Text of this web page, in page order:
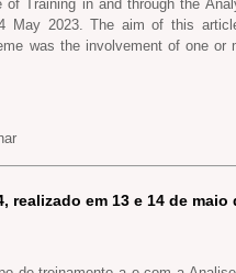
Training in and through the
May 2023. The aim of this
was the involvement of one
realizado em 13 e 14 de maio